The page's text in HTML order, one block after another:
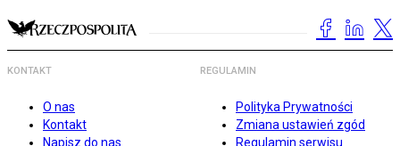
KONTAKT
O nas
Kontakt
Napisz do nas
REGULAMIN
Polityka Prywatności
Zmiana ustawień zgód
Regulamin serwisu